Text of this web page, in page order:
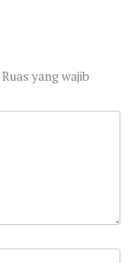
Ruas yang wajib